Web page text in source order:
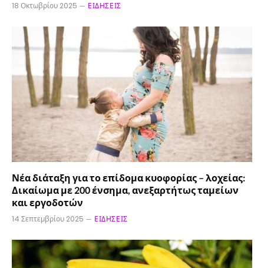
18 Οκτωβρίου 2025 ΕΙΔΉΣΕΙΣ
Νέα διάταξη για το επίδομα κυοφορίας – λοχείας:
Δικαίωμα με 200 ένσημα, ανεξαρτήτως ταμείων
και εργοδοτών
14 Σεπτεμβρίου 2025 ΕΙΔΉΣΕΙΣ